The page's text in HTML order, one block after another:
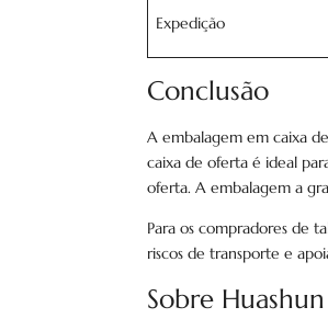
Expedição
Conclusão
A embalagem em caixa
caixa de oferta é ideal
oferta. A embalagem a
Para os compradores de
riscos de transporte e
Sobre Huashun